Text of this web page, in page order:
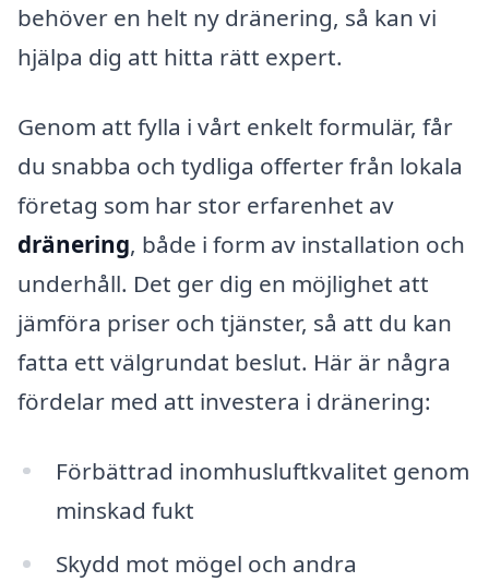
behöver en helt ny dränering, så kan vi
hjälpa dig att hitta rätt expert.
Genom att fylla i vårt enkelt formulär, får
du snabba och tydliga offerter från lokala
företag som har stor erfarenhet av
dränering, både i form av installation och
underhåll. Det ger dig en möjlighet att
jämföra priser och tjänster, så att du kan
fatta ett välgrundat beslut. Här är några
fördelar med att investera i dränering:
Förbättrad inomhusluftkvalitet genom
minskad fukt
Skydd mot mögel och andra